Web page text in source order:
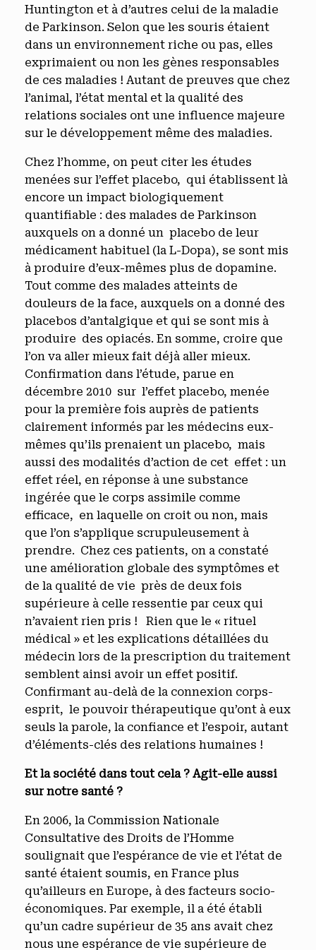
Huntington et à d’autres celui de la maladie
de Parkinson. Selon que les souris étaient
dans un environnement riche ou pas, elles
exprimaient ou non les gènes responsables
de ces maladies ! Autant de preuves que chez
l’animal, l’état mental et la qualité des
relations sociales ont une influence majeure
sur le développement même des maladies.
Chez l’homme, on peut citer les études
menées sur l’effet placebo, qui établissent là
encore un impact biologiquement
quantifiable : des malades de Parkinson
auxquels on a donné un placebo de leur
médicament habituel (la L-Dopa), se sont mis
à produire d’eux-mêmes plus de dopamine.
Tout comme des malades atteints de
douleurs de la face, auxquels on a donné des
placebos d’antalgique et qui se sont mis à
produire des opiacés. En somme, croire que
l’on va aller mieux fait déjà aller mieux.
Confirmation dans l’étude, parue en
décembre 2010 sur l’effet placebo, menée
pour la première fois auprès de patients
clairement informés par les médecins eux-
mêmes qu’ils prenaient un placebo, mais
aussi des modalités d’action de cet effet : un
effet réel, en réponse à une substance
ingérée que le corps assimile comme
efficace, en laquelle on croit ou non, mais
que l’on s’applique scrupuleusement à
prendre. Chez ces patients, on a constaté
une amélioration globale des symptômes et
de la qualité de vie près de deux fois
supérieure à celle ressentie par ceux qui
n’avaient rien pris ! Rien que le « rituel
médical » et les explications détaillées du
médecin lors de la prescription du traitement
semblent ainsi avoir un effet positif.
Confirmant au-delà de la connexion corps-
esprit, le pouvoir thérapeutique qu’ont à eux
seuls la parole, la confiance et l’espoir, autant
d’éléments-clés des relations humaines !
Et la société dans tout cela ? Agit-elle aussi
sur notre santé ?
En 2006, la Commission Nationale
Consultative des Droits de l’Homme
soulignait que l’espérance de vie et l’état de
santé étaient soumis, en France plus
qu’ailleurs en Europe, à des facteurs socio-
économiques. Par exemple, il a été établi
qu’un cadre supérieur de 35 ans avait chez
nous une espérance de vie supérieure de